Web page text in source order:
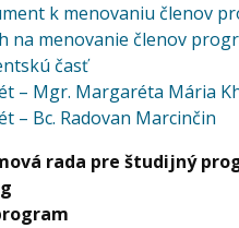
k menovaniu členov
na menovanie členov
časť
– Mgr. Margaréta Mária
– Bc. Radovan Marcinčin
rada pre študijný